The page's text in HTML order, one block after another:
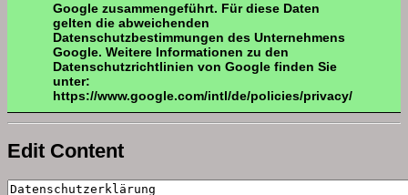
Google zusammengeführt. Für diese Daten
gelten die abweichenden
Datenschutzbestimmungen des Unternehmens
Google. Weitere Informationen zu den
Datenschutzrichtlinien von Google finden Sie
unter:
https://www.google.com/intl/de/policies/privacy/
Edit Content